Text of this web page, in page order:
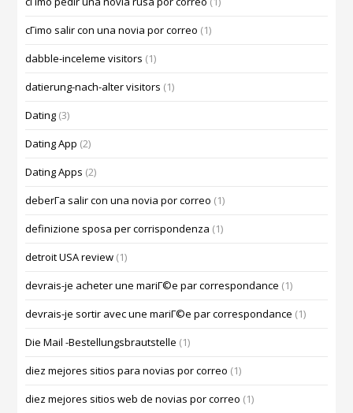
cГіmo salir con una novia por correo (1)
dabble-inceleme visitors (1)
datierung-nach-alter visitors (1)
Dating (3)
Dating App (2)
Dating Apps (2)
deberГ­a salir con una novia por correo (1)
definizione sposa per corrispondenza (1)
detroit USA review (1)
devrais-je acheter une mariГ©e par correspondance (1)
devrais-je sortir avec une mariГ©e par correspondance (1)
Die Mail -Bestellungsbrautstelle (1)
diez mejores sitios para novias por correo (1)
diez mejores sitios web de novias por correo (1)